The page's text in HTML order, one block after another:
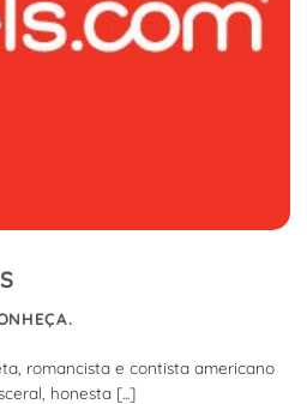
romancista e contista americano
honesta [...]